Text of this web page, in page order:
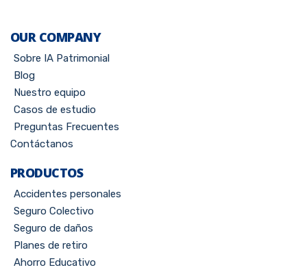
OUR COMPANY
Sobre IA Patrimonial
Blog
Nuestro equipo
Casos de estudio
Preguntas Frecuentes
Contáctanos
PRODUCTOS
Accidentes personales
Seguro Colectivo
Seguro de daños
Planes de retiro
Ahorro Educativo